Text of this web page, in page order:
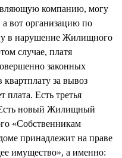
компанию, могу
вот организацию по
в нарушение Жилищного
случае, платя
законных
квартплату за вывоз
плата. Есть третья
Есть новый Жилищный
«Собственникам
принадлежит на праве
имущество», а именно: